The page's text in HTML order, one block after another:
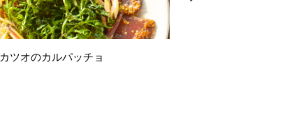
カツオのカルパッチョ